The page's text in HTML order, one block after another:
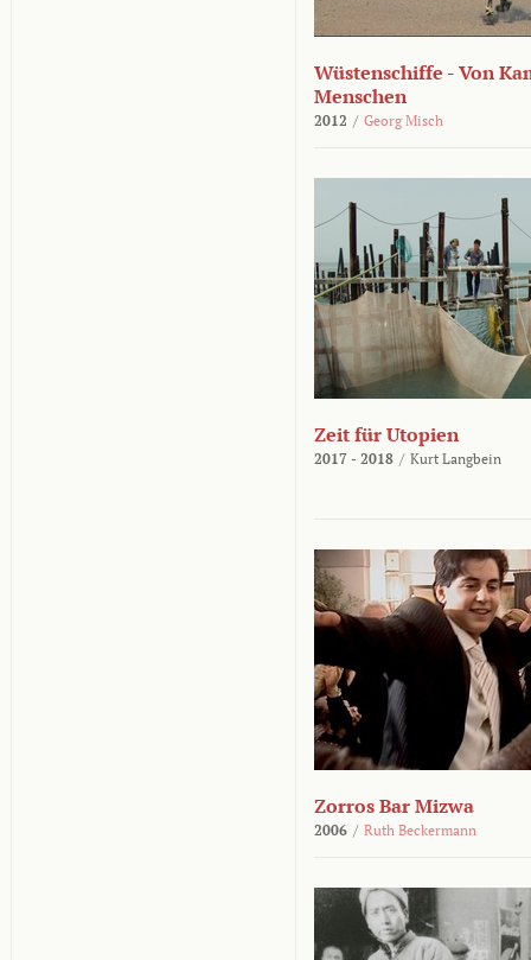
Wüstenschiffe - Von
Menschen
2012 / Georg Misch
Zeit für Utopien
2017 - 2018 / Kurt Langbein
Zorros Bar Mizwa
2006 / Ruth Beckermann